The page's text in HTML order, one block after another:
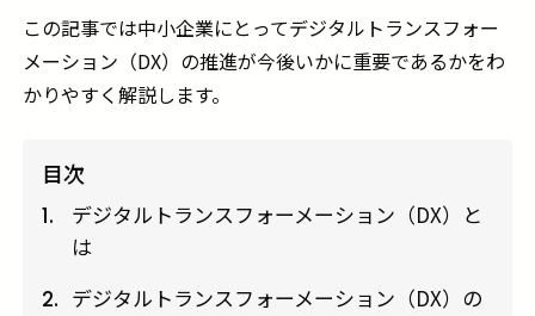
この記事では中小企業にとってデジタルトランスフォー
メーション（DX）の推進が今後いかに重要であるかをわ
かりやすく解説します。
目次
1.
デジタルトランスフォーメーション（DX）と
は
2. デジタルトランスフォーメーション（DX）の